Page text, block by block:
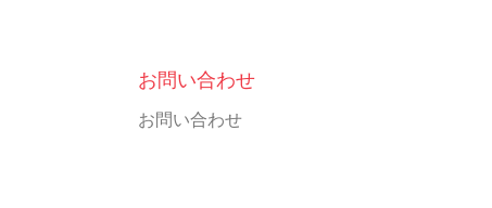
お問い合わせ
お問い合わせ